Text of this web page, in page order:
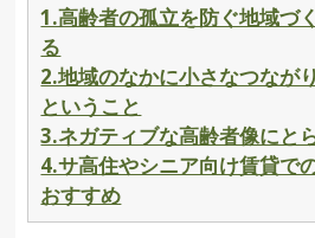
1.高齢者の孤立を防ぐ地域づ
る
2.地域のなかに小さなつなが
ということ
3.ネガティブな高齢者像にと
4.サ高住やシニア向け賃貸で
おすすめ